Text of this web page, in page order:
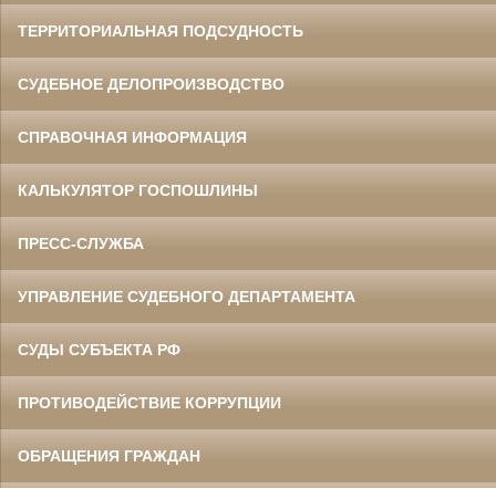
ТЕРРИТОРИАЛЬНАЯ ПОДСУДНОСТЬ
СУДЕБНОЕ ДЕЛОПРОИЗВОДСТВО
СПРАВОЧНАЯ ИНФОРМАЦИЯ
КАЛЬКУЛЯТОР ГОСПОШЛИНЫ
ПРЕСС-СЛУЖБА
УПРАВЛЕНИЕ СУДЕБНОГО ДЕПАРТАМЕНТА
СУДЫ СУБЪЕКТА РФ
ПРОТИВОДЕЙСТВИЕ КОРРУПЦИИ
ОБРАЩЕНИЯ ГРАЖДАН